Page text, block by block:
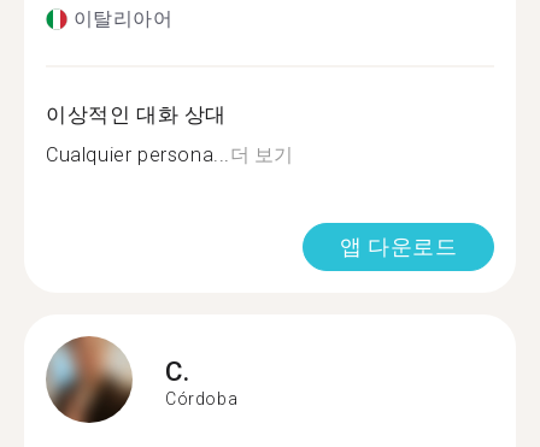
이탈리아어
이상적인 대화 상대
Cualquier persona...더 보기
앱 다운로드
C.
Córdoba